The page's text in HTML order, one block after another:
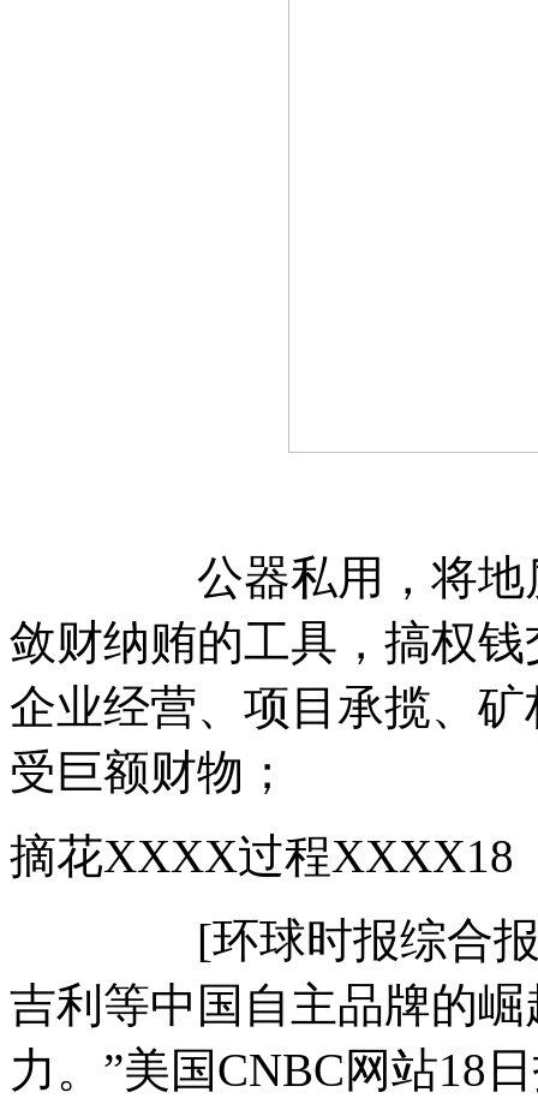
公器私用，将地质
敛财纳贿的工具，搞权
企业经营、项目承揽、
受巨额财物；
摘花XXXX过程
[环球时报综合报道
吉利等中国自主品牌的
力。”美国CNBC网站18